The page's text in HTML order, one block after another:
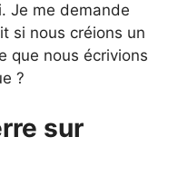
Je me demande
si nous créions un
que nous écrivions
?
sur